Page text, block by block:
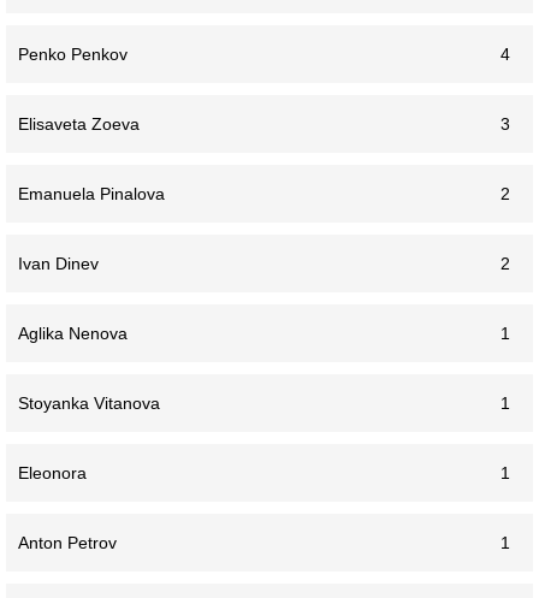
Penko Penkov 4
Elisaveta Zoeva 3
Emanuela Pinalova 2
Ivan Dinev 2
Aglika Nenova 1
Stoyanka Vitanova 1
Eleonora 1
Anton Petrov 1